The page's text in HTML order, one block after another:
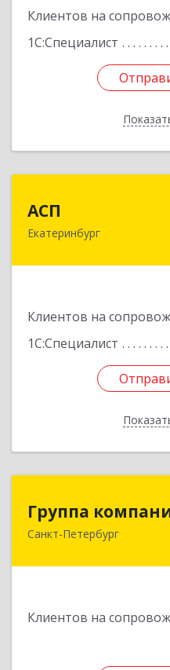
Клиентов на
1С:Специалист
АСП
Екатеринбург
Клиентов на
1С:Специалист
620075,
Группа
Санкт-Петербург
Клиентов на
191119,